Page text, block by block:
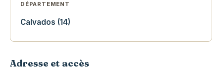
DÉPARTEMENT
Calvados (14)
Adresse et accès